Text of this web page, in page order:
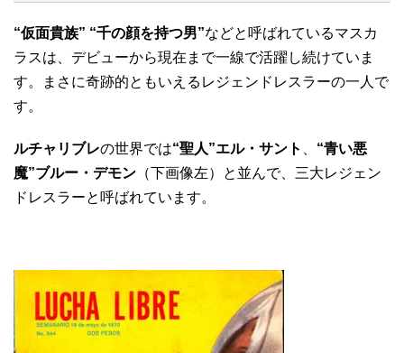
“仮面貴族” “千の顔を持つ男”などと呼ばれているマスカ
ラスは、デビューから現在まで一線で活躍し続けていま
す。まさに奇跡的ともいえるレジェンドレスラーの一人で
す。
ルチャリブレの世界では“聖人”エル・サント
“青い悪
魔”ブルー・デモン （下画像左）と並んで、三大レジェン
ドレスラーと呼ばれています。